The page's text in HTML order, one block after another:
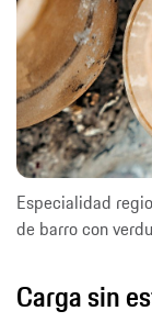
Especialidad
de barro con
Carga sin